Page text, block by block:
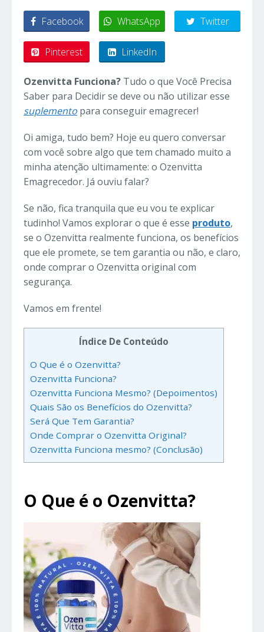
Facebook WhatsApp Twitter
Pinterest LinkedIn
Ozenvitta Funciona? Tudo o que Você Precisa
Saber para Decidir se deve ou não utilizar esse
suplemento para conseguir emagrecer!
Oi amiga, tudo bem? Hoje eu quero conversar
com você sobre algo que tem chamado muito a
minha atenção ultimamente: o Ozenvitta
Emagrecedor. Já ouviu falar?
Se não, fica tranquila que eu vou te explicar
tudinho! Vamos explorar o que é esse produto,
se o Ozenvitta realmente funciona, os benefícios
que ele promete, se tem garantia ou não, e claro,
onde comprar o Ozenvitta original com
segurança.
Vamos em frente!
Índice De Conteúdo
O Que é o Ozenvitta?
Ozenvitta Funciona?
Ozenvitta Funciona Mesmo? (Depoimentos)
Quais São os Benefícios do Ozenvitta?
Será Que Tem Garantia?
Onde Comprar o Ozenvitta Original?
Ozenvitta Funciona mesmo? (Conclusão)
O Que é o Ozenvitta?